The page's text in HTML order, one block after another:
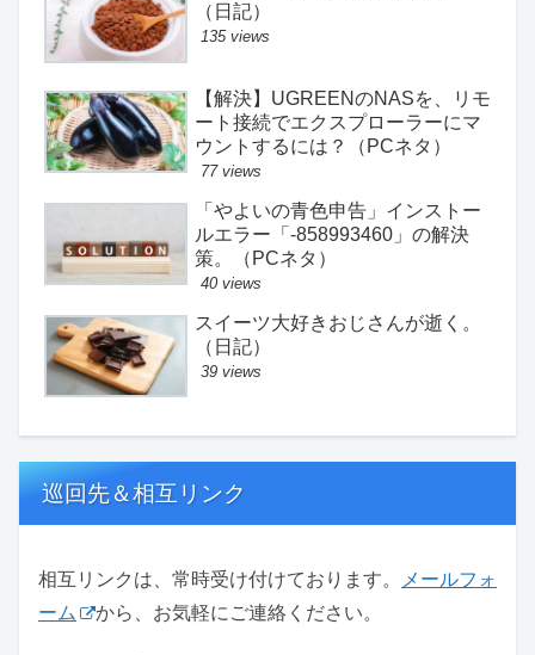
（日記）
135 views
【解決】UGREENのNASを、リモ
ート接続でエクスプローラーにマ
ウントするには？（PCネタ）
77 views
「やよいの青色申告」インストー
ルエラー「-858993460」の解決
策。（PCネタ）
40 views
スイーツ大好きおじさんが逝く。
（日記）
39 views
巡回先＆相互リンク
相互リンクは、常時受け付けております。
メールフォ
ーム
から、お気軽にご連絡ください。